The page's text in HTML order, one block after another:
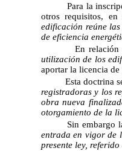
Para la
otros requisitos,
edificación reúne
de eficiencia
En relación
utilización de los
aportar la licencia
Esta doctrina
registradoras y los
obra nueva
otorgamiento de la
Sin embargo
entrada en vigor de
presente ley,